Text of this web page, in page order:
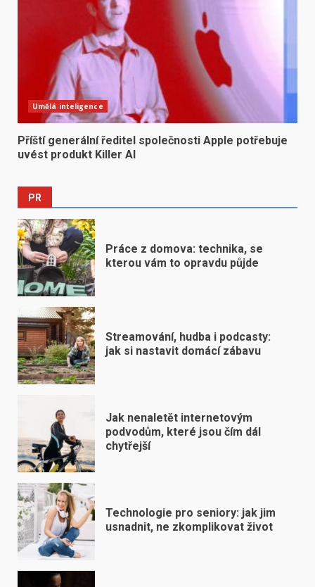
Umělá inteligence
Příští generální ředitel společnosti Apple potřebuje
uvést produkt Killer AI
PR
Práce z domova: technika, se
kterou vám to opravdu půjde
Streamování, hudba i podcasty:
jak si nastavit domácí zábavu
Jak nenaletět internetovým
podvodům, které jsou čím dál
chytřejší
Technologie pro seniory: jak jim
usnadnit, ne zkomplikovat život